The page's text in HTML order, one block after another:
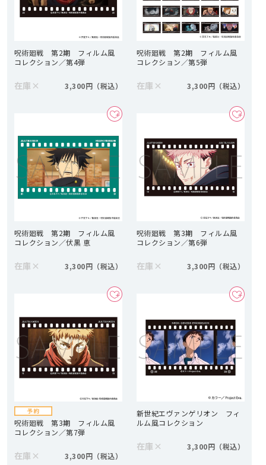
呪術廻戦 第2期 フィルム風
コレクション／第4弾
在庫 × 3,300円
呪術廻戦 第2期 フィルム風
コレクション／第5弾
在庫 × 3,300円
呪術廻戦 第2期 フィルム風
コレクション／伏黒 恵
在庫 × 3,300円
呪術廻戦 第3期 フィルム風
コレクション／第6弾
在庫 × 3,300円
呪術廻戦 第3期 フィルム風
コレクション／第7弾
在庫 × 3,300円
新世紀エヴァンゲリオン フィ
ルム風コレクション
在庫 × 3,300円